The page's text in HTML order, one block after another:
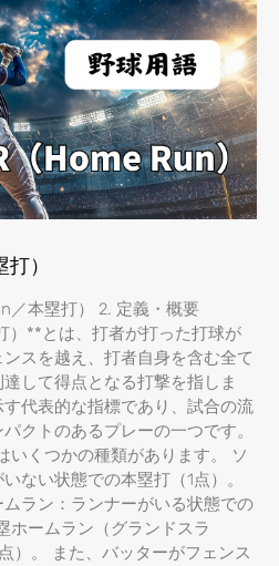
）
／本塁打） 2. 定義・概要
）**とは、打者が打った打球が
スを越え、打者自身を含む全て
して得点となる打撃を指しま
代表的な指標であり、試合の流
クトのあるプレーの一つです。
いくつかの種類があります。 ソ
ない状態での本塁打（1点）。
ラン：ランナーがいる状態での
ホームラン（グランドスラ
）。 また、バッターがフェンス